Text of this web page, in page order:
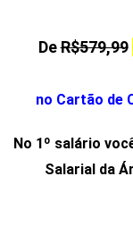
DeR$579,99
no Cartão de
No 1º salário
Salarial da